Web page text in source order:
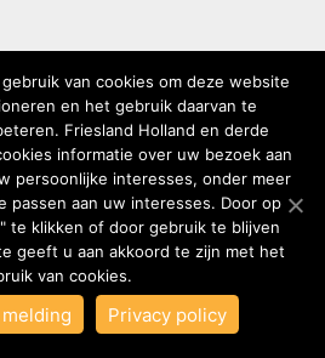
van cookies om deze website
en het gebruik daarvan te
Friesland Holland en derde
informatie over uw bezoek aan
persoonlijke interesses, onder meer
passen aan uw interesses. Door op
te klikken of door gebruik te blijven
geeft u aan akkoord te zijn met het
van cookies.
Privacy policy